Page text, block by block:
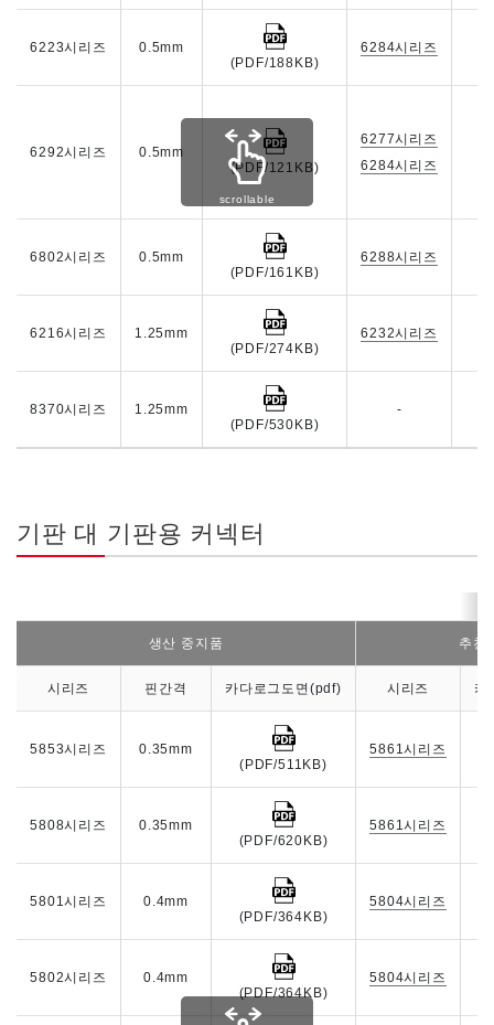
6223시리즈
0.5mm
(PDF/188KB)
6284시리즈
6292시리즈
0.5mm
(PDF/121KB)
6277시리즈
6284시리즈
6802시리즈
0.5mm
(PDF/161KB)
6288시리즈
6216시리즈
1.25mm
(PDF/274KB)
6232시리즈
8370시리즈
1.25mm
(PDF/530KB)
-
scrollable
기판 대 기판용 커넥터
생산 중지품 추천
시리즈 핀간격 카다로그도면(pdf) 시리즈 카
5853시리즈
0.35mm
(PDF/511KB)
5861시리즈
5808시리즈
0.35mm
(PDF/620KB)
5861시리즈
5801시리즈
0.4mm
(PDF/364KB)
5804시리즈
5802시리즈
0.4mm
(PDF/364KB)
5804시리즈